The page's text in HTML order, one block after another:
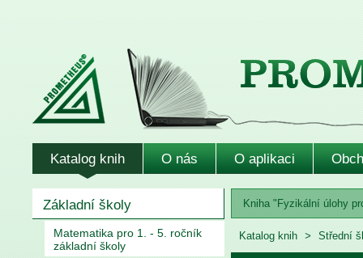
Katalog knih O nás O aplikaci
Základní školy
Matematika pro 1. - 5. ročník
základní školy
Kniha "Fyzikální úlohy
Katalog knih Střední